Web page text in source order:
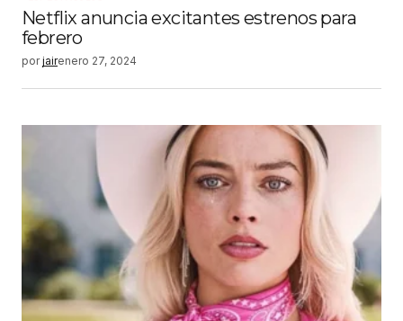
Netflix anuncia excitantes estrenos para
febrero
por jairenero 27, 2024